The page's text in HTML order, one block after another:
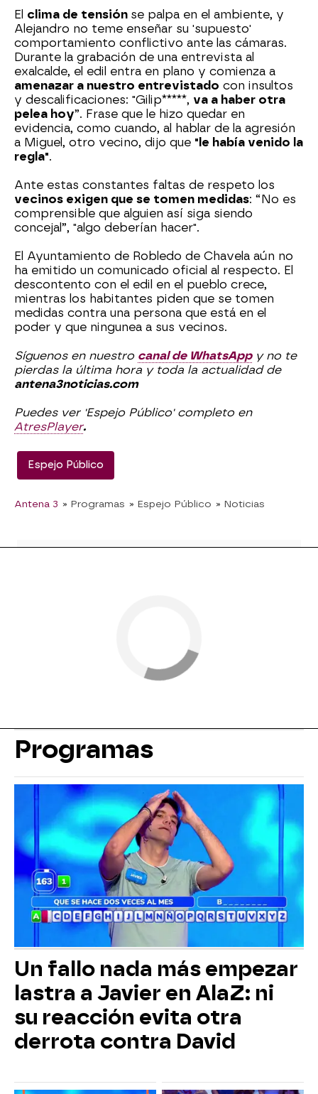
El clima de tensión se palpa en el ambiente, y
Alejandro no teme enseñar su 'supuesto'
comportamiento conflictivo ante las cámaras.
Durante la grabación de una entrevista al
exalcalde, el edil entra en plano y comienza a
amenazar a nuestro entrevistado con insultos
y descalificaciones: "Gilip*****, va a haber otra
pelea hoy”. Frase que le hizo quedar en
evidencia, como cuando, al hablar de la agresión
a Miguel, otro vecino, dijo que "le había venido la
regla".
Ante estas constantes faltas de respeto los
vecinos exigen que se tomen medidas: “No es
comprensible que alguien así siga siendo
concejal”, "algo deberían hacer".
El Ayuntamiento de Robledo de Chavela aún no
ha emitido un comunicado oficial al respecto. El
descontento con el edil en el pueblo crece,
mientras los habitantes piden que se tomen
medidas contra una persona que está en el
poder y que ningunea a sus vecinos.
Síguenos en nuestro canal de WhatsAppy no te
pierdas la última hora y toda la actualidad de
antena3noticias.com
Puedes ver 'Espejo Público' completo en
AtresPlayer.
Espejo Público
Antena 3 » Programas » Espejo Público » Noticias
Programas
Un fallo nada más empezar
lastra a Javier en AlaZ: ni
su reacción evita otra
derrota contra David